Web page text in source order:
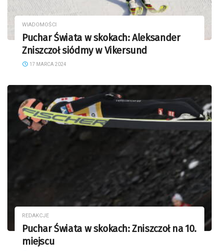
WIADOMOŚCI
Puchar Świata w skokach: Aleksander
Zniszczoł siódmy w Vikersund
17 MARCA 2024
REDAKCJE
Puchar Świata w skokach: Zniszczoł na 10.
miejscu